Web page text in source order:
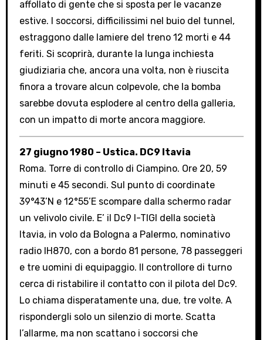
affollato di gente che si sposta per le vacanze
estive. I soccorsi, difficilissimi nel buio del tunnel,
estraggono dalle lamiere del treno 12 morti e 44
feriti. Si scoprirà, durante la lunga inchiesta
giudiziaria che, ancora una volta, non è riuscita
finora a trovare alcun colpevole, che la bomba
sarebbe dovuta esplodere al centro della galleria,
con un impatto di morte ancora maggiore.
27 giugno 1980 – Ustica. DC9 Itavia
Roma. Torre di controllo di Ciampino. Ore 20, 59
minuti e 45 secondi. Sul punto di coordinate
39°43’N e 12°55’E scompare dalla schermo radar
un velivolo civile. E’ il Dc9 I-TIGI della società
Itavia, in volo da Bologna a Palermo, nominativo
radio IH870, con a bordo 81 persone, 78 passeggeri
e tre uomini di equipaggio. Il controllore di turno
cerca di ristabilire il contatto con il pilota del Dc9.
Lo chiama disperatamente una, due, tre volte. A
rispondergli solo un silenzio di morte. Scatta
l’allarme, ma non scattano i soccorsi che